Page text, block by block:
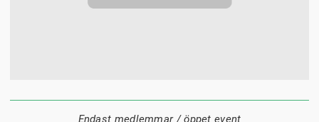
Endast medlemmar / öppet event